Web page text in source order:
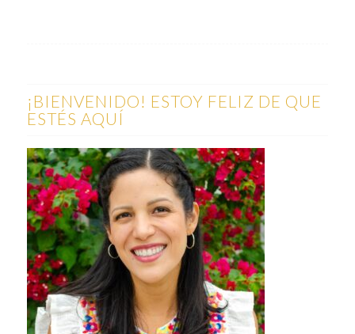
¡BIENVENIDO! ESTOY FELIZ DE QUE
ESTÉS AQUÍ